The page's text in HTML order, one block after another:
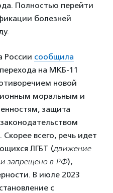
Полностью перейти
болезней
России сообщила
на МКБ-11
новой
моральным и
защита
всего, речь идет
ЛГБТ (движение
и запрещено в РФ),
В июле 2023
с